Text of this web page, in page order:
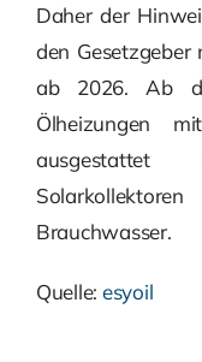
Daher der
den
ab 2026. Ab
Ölheizungen
ausgestattet
Brauchwasser.
Quelle: esyoil